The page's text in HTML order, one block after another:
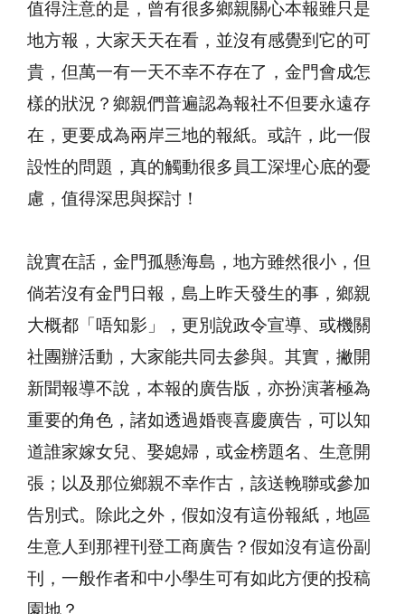
值得注意的是，曾有很多鄉親關心本報雖只是
地方報，大家天天在看，並沒有感覺到它的可
貴，但萬一有一天不幸不存在了，金門會成怎
樣的狀況？鄉親們普遍認為報社不但要永遠存
在，更要成為兩岸三地的報紙。或許，此一假
設性的問題，真的觸動很多員工深埋心底的憂
慮，值得深思與探討！
說實在話，金門孤懸海島，地方雖然很小，但
倘若沒有金門日報，島上昨天發生的事，鄉親
大概都「唔知影」，更別說政令宣導、或機關
社團辦活動，大家能共同去參與。其實，撇開
新聞報導不說，本報的廣告版，亦扮演著極為
重要的角色，諸如透過婚喪喜慶廣告，可以知
道誰家嫁女兒、娶媳婦，或金榜題名、生意開
張；以及那位鄉親不幸作古，該送輓聯或參加
告別式。除此之外，假如沒有這份報紙，地區
生意人到那裡刊登工商廣告？假如沒有這份副
刊，一般作者和中小學生可有如此方便的投稿